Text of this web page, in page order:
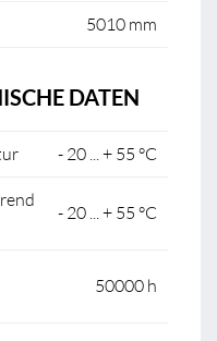
5010 mm
DATEN
- 20 ... + 55 °C
- 20 ... + 55 °C
50000 h